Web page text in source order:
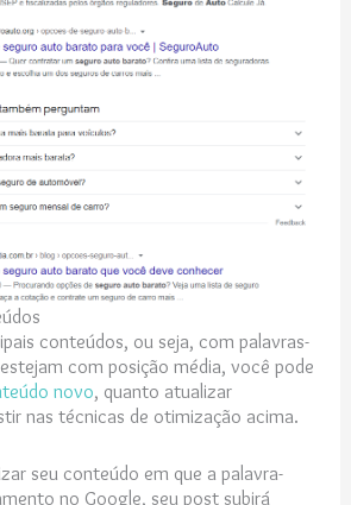
conteúdos, ou seja, com palavras-
com posição média, você pode
novo, quanto atualizar
nas técnicas de otimização acima.
seu conteúdo em que a palavra-
no Google, seu post subirá